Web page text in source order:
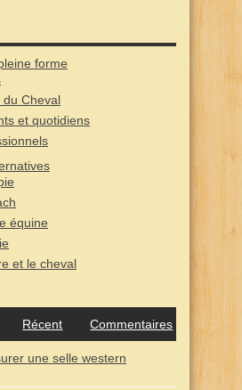
forme
du Cheval
et quotidiens
équine
et le cheval
Récent Commentaires
une selle western